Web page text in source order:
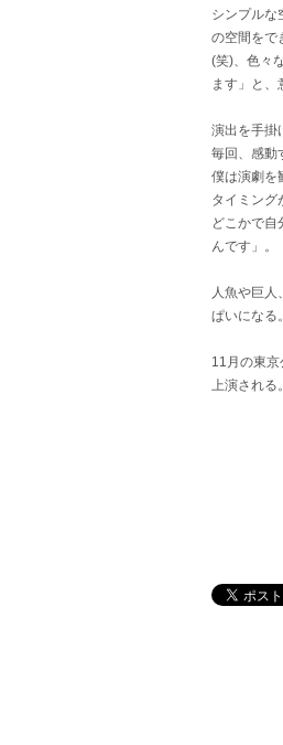
シンプルな
の空間をで
(笑)、色々
ます」と、
演出を手掛
毎回、感動
僕は演劇を
タイミング
どこかで
んです」。
人魚や巨
ぱいになる
11月の東
上演される。